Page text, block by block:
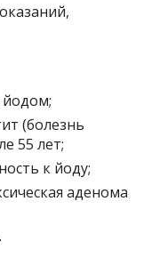
(болезнь
55 лет;
к йоду;
аденома